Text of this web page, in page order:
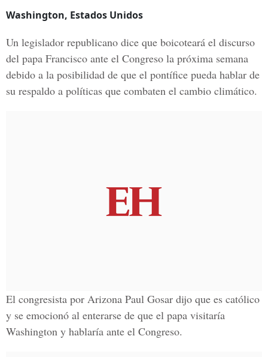
Washington, Estados Unidos
Un legislador republicano dice que boicoteará el discurso
del papa Francisco ante el Congreso la próxima semana
debido a la posibilidad de que el pontífice pueda hablar de
su respaldo a políticas que combaten el cambio climático.
El congresista por Arizona Paul Gosar dijo que es católico
y se emocionó al enterarse de que el papa visitaría
Washington y hablaría ante el Congreso.